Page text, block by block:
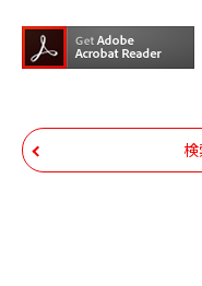
機器のコント
びその他すべて
いての著作権
帰属します。
個人で使用さ